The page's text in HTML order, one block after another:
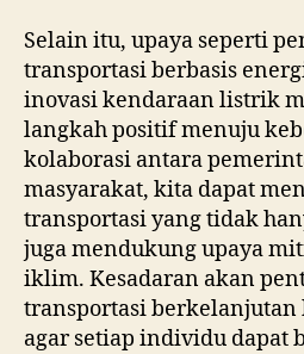
Selain itu, upaya seperti
transportasi berbasis
inovasi kendaraan listrik
langkah positif menuju
kolaborasi antara
masyarakat, kita dapat
transportasi yang tidak
juga mendukung upaya
iklim. Kesadaran akan
transportasi berkelanjutan
agar setiap individu dapat